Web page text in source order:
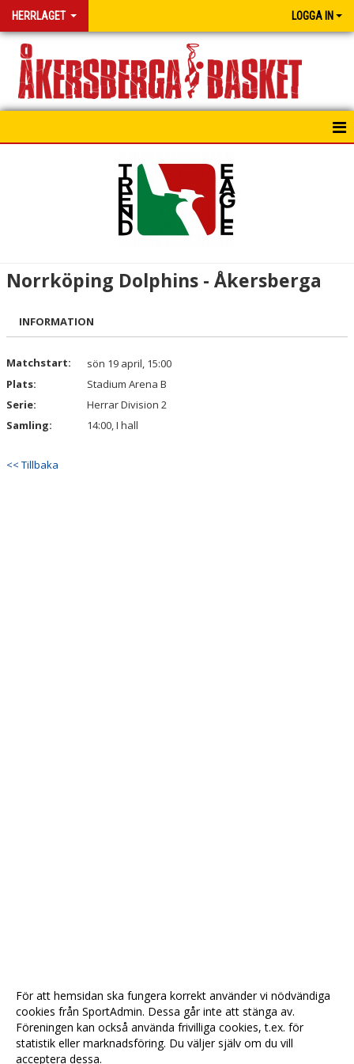
HERRLAGET LOGGA IN
Norrköping Dolphins - Åkersberga
INFORMATION
Matchstart:
sön 19 april, 15:00
Plats:
Stadium Arena B
Serie:
Herrar Division 2
Samling:
14:00, I hall
<< Tillbaka
För att hemsidan ska fungera korrekt använder vi nödvändiga
cookies från SportAdmin. Dessa går inte att stänga av.
Föreningen kan också använda frivilliga cookies, t.ex. för
statistik eller marknadsföring. Du väljer själv om du vill
acceptera dessa.